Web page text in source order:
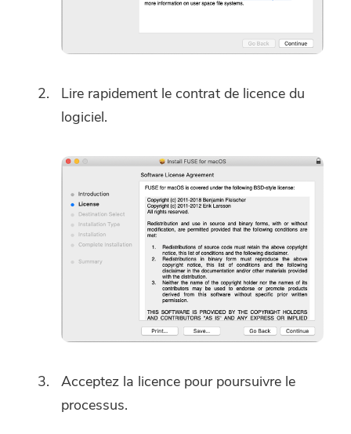
Lire rapidement le contrat de licence du
logiciel.
Acceptez la licence pour poursuivre le
processus.